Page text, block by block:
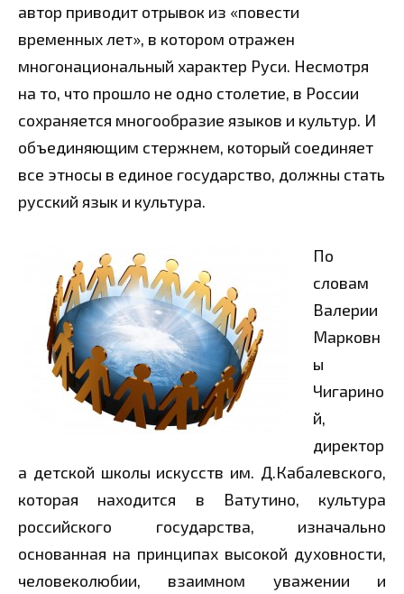
автор приводит отрывок из «повести
временных лет», в котором отражен
многонациональный характер Руси. Несмотря
на то, что прошло не одно столетие, в России
сохраняется многообразие языков и культур. И
объединяющим стержнем, который соединяет
все этносы в единое государство, должны стать
русский язык и культура.
По
словам
Валерии
Марковн
ы
Чигарино
й,
директор
а детской школы искусств им. Д.Кабалевского,
которая находится в Ватутино, культура
российского государства, изначально
основанная на принципах высокой духовности,
человеколюбии, взаимном уважении и